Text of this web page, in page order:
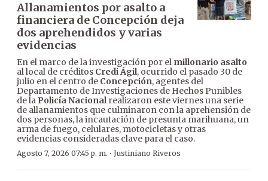
Allanamientos por asalto a
financiera de Concepción deja
dos aprehendidos y varias
evidencias
En el marco de la investigación por el millonario asalto
al local de créditos Credi Ágil, ocurrido el pasado 30 de
julio en el centro de Concepción, agentes del
Departamento de Investigaciones de Hechos Punibles
de la Policía Nacionalrealizaron este viernes una serie
de allanamientos que culminaron con la aprehensión de
dos personas, la incautación de presunta marihuana, un
arma de fuego, celulares, motocicletas y otras
evidencias consideradas clave para el caso.
Agosto 7, 2026 07:45 p. m. · Justiniano Riveros